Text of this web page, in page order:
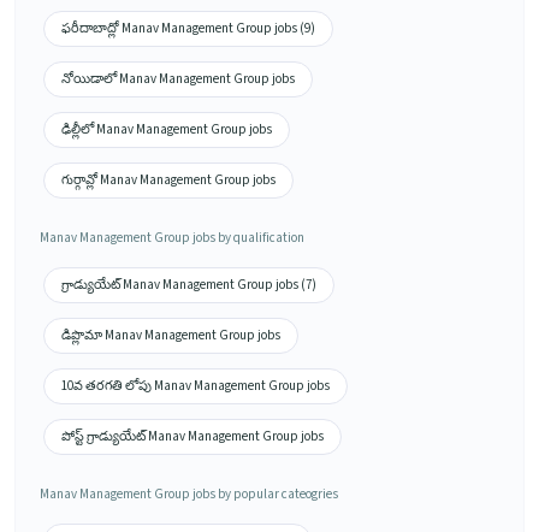
ఫరీదాబాద్లో Manav Management Group jobs (9)
నోయిడాలో Manav Management Group jobs
ఢిల్లీలో Manav Management Group jobs
గుర్గావ్లో Manav Management Group jobs
Manav Management Group jobs by qualification
గ్రాడ్యుయేట్ Manav Management Group jobs (7)
డిప్లొమా Manav Management Group jobs
10వ తరగతి లోపు Manav Management Group jobs
పోస్ట్ గ్రాడ్యుయేట్ Manav Management Group jobs
Manav Management Group jobs by popular cateogries